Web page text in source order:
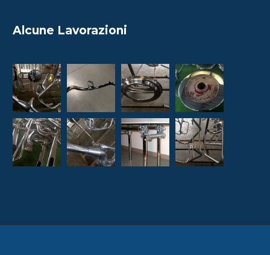
Alcune Lavorazioni